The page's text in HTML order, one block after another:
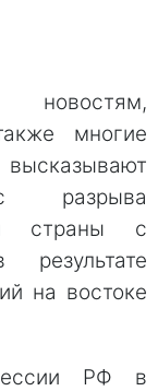
многие
разрыва
страны с
на востоке
РФ в